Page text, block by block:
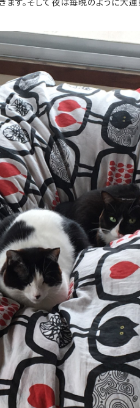
す。そして夜は毎晩のように大運